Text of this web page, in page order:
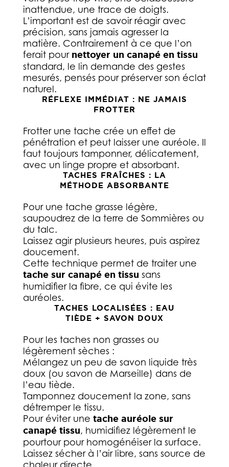
inattendue, une trace de doigts.
L’important est de savoir réagir avec
précision, sans jamais agresser la
matière. Contrairement à ce que l’on
ferait pour nettoyer un canapé en tissu
standard, le lin demande des gestes
mesurés, pensés pour préserver son éclat
naturel.
RÉFLEXE IMMÉDIAT : NE JAMAIS
FROTTER
Frotter une tache crée un effet de
pénétration et peut laisser une auréole. Il
faut toujours tamponner, délicatement,
avec un linge propre et absorbant.
TACHES FRAÎCHES : LA
MÉTHODE ABSORBANTE
Pour une tache grasse légère,
saupoudrez de la terre de Sommières ou
du talc.
Laissez agir plusieurs heures, puis aspirez
doucement.
Cette technique permet de traiter une
tache sur canapé en tissu sans
humidifier la fibre, ce qui évite les
auréoles.
TACHES LOCALISÉES : EAU
TIÈDE + SAVON DOUX
Pour les taches non grasses ou
légèrement sèches :
Mélangez un peu de savon liquide très
doux (ou savon de Marseille) dans de
l’eau tiède.
Tamponnez doucement la zone, sans
détremper le tissu.
Pour éviter une tache auréole sur
canapé tissu, humidifiez légèrement le
pourtour pour homogénéiser la surface.
Laissez sécher à l’air libre, sans source de
chaleur directe.